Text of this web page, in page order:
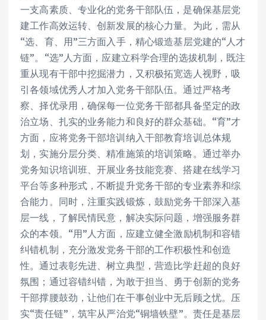
一支高素质、专业化的党务干部队伍，是确保基层党
建工作高效运转、创新发展的核心力量。为此，需从
“选、育、用”三方面入手，精心锻造基层党建的“人才
链”。“选”人方面，应建立科学合理的选拔机制，既注
重从现有干部中挖掘潜力，又积极拓宽选人视野，吸
引各领域优秀人才加入党务干部队伍。通过严格考
察、择优录用，确保每一位党务干部都具备坚定的政
治立场、扎实的业务能力和良好的群众基础。“育”才
方面，应将党务干部培训纳入干部教育培训总体规
划，实施分层分类、精准施策的培训策略。通过举办
党务知识培训班、开展业务技能竞赛、搭建在线学习
平台等多种形式，不断提升党务干部的专业素养和综
合能力。同时，注重实践锻炼，鼓励党务干部深入基
层一线，了解民情民意，解决实际问题，增强服务群
众的本领。“用”人方面，应建立健全激励机制和容错
纠错机制，充分激发党务干部的工作积极性和创造
性。通过表彰先进、树立典型，营造比学赶超的良好
氛围；通过容错纠错，为敢于担当、勇于创新的党务
干部撑腰鼓劲，让他们在干事创业中无后顾之忧。压
实“责任链”，筑牢从严治党“铜墙铁壁”。责任是基层